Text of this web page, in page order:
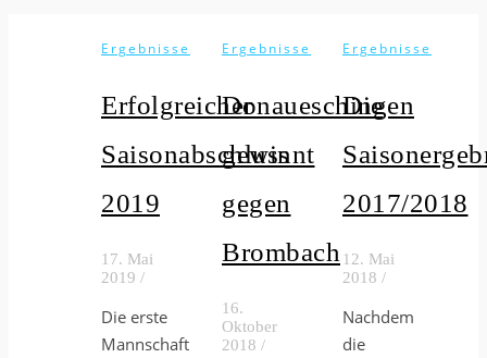
Ergebnisse
Erfolgreicher
Saisonabschluss
2019
17. Mai
2019 /
Die erste
Mannschaft
Ergebnisse
Donaueschingen
gewinnt
gegen
Brombach
16.
Oktober
2018 /
Ergebnisse
Die
2017/2018
12. Mai
2018 /
Nachdem
die